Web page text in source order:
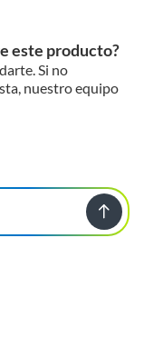
este producto?
Si no
nuestro equipo